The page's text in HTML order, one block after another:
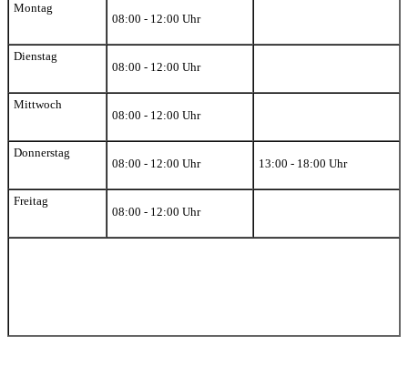
Montag
08:00 - 12:00 Uhr
Dienstag
08:00 - 12:00 Uhr
Mittwoch
08:00 - 12:00 Uhr
Donnerstag
08:00 - 12:00 Uhr
13:00 - 18:00 Uhr
Freitag
08:00 - 12:00 Uhr